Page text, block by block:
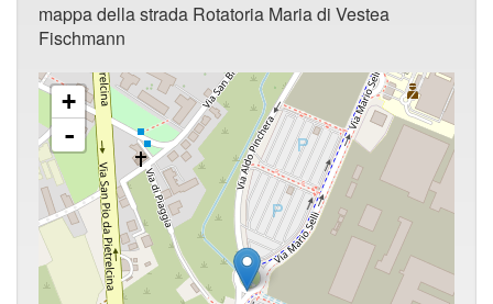
mappa della strada Rotatoria Maria di Vestea
Fischmann
+
-